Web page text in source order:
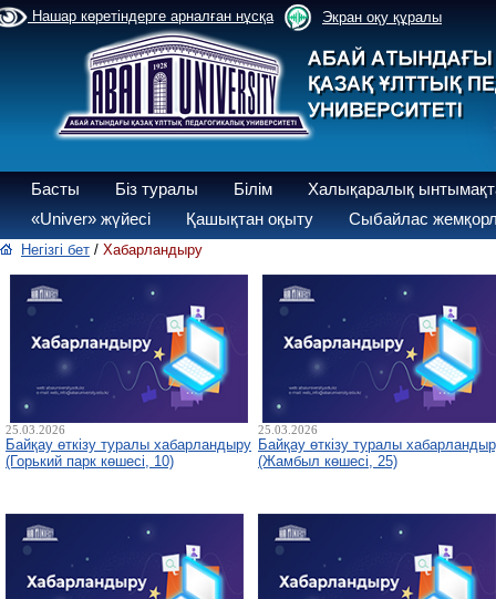
Нашар көретіндерге арналған нұсқа Экран оқу құралы
Басты Біз туралы Білім
Халықаралық
«Univer» жүйесі
Қашықтан оқыту Сыбайлас
Негізгі бет / Хабарландыру
25.03.2026
Байқау өткізу туралы хабарландыру
(Горький парк көшесі, 10)
25.03.2026
Байқау өткізу туралы
(Жамбыл көшесі, 25)